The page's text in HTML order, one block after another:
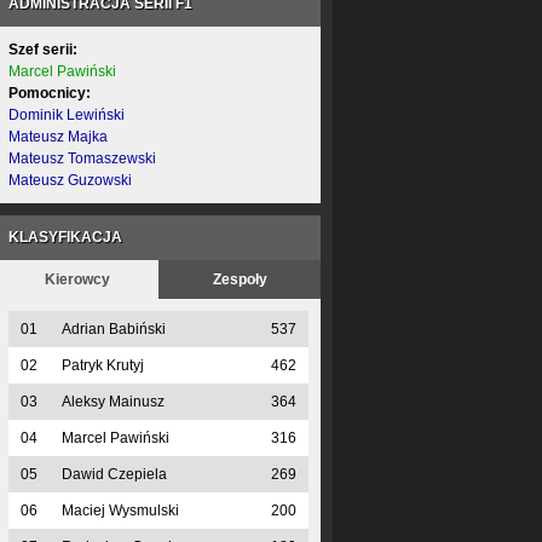
ADMINISTRACJA SERII F1
Szef serii:
Marcel Pawiński
Pomocnicy:
Dominik Lewiński
Mateusz Majka
Mateusz Tomaszewski
Mateusz Guzowski
KLASYFIKACJA
Kierowcy Zespoły
01 Adrian Babiński 537
02 Patryk Krutyj 462
03 Aleksy Mainusz 364
04 Marcel Pawiński 316
05 Dawid Czepiela 269
06 Maciej Wysmulski 200